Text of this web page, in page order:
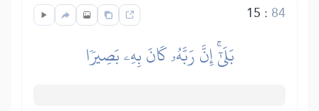
15 : 84
بَلَىٰٓۚ إِنَّ رَبَّهُۥ كَانَ بِهِۦ بَصِيرٗا